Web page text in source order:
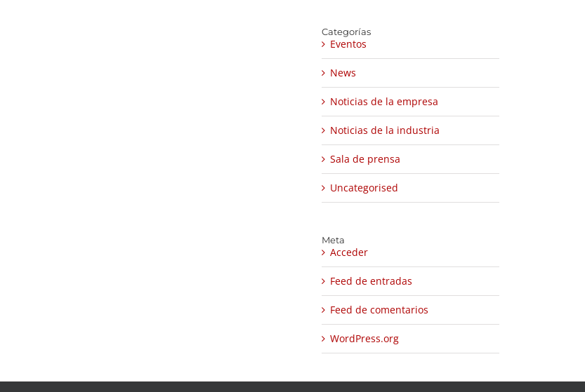
Categorías
Eventos
News
Noticias de la empresa
Noticias de la industria
Sala de prensa
Uncategorised
Meta
Acceder
Feed de entradas
Feed de comentarios
WordPress.org